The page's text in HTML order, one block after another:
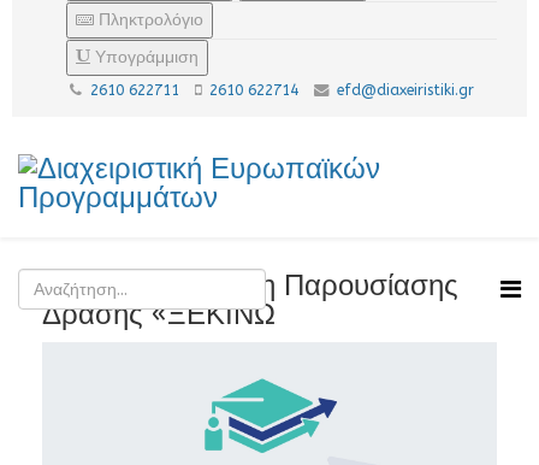
Πληκτρολόγιο
Υπογράμμιση
2610 622711 2610 622714 efd@diaxeiristiki.gr
Άρτα - Εκδήλωση Παρουσίασης
Δράσης «ΞΕΚΙΝΩ